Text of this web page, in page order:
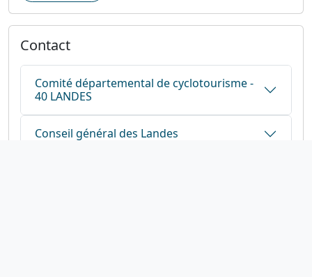
Contact
Comité départemental de cyclotourisme -
40 LANDES
Conseil général des Landes